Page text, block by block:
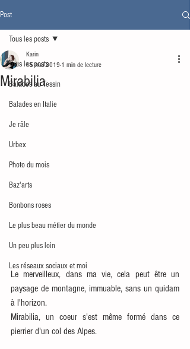
Post
Tous les posts
Balades au Tessin
Balades en Italie
Je râle
Urbex
Photo du mois
Baz'arts
Bonbons roses
Le plus beau métier du monde
Un peu plus loin
Les réseaux sociaux et moi
Tous les posts
Mirabilia
Karin
15 mai 2019 1 min de lecture
Le merveilleux, dans ma vie, cela peut être un
paysage de montagne, immuable, sans un quidam
à l'horizon.
Mirabilia, un coeur s'est même formé dans ce
pierrier d'un col des Alpes.